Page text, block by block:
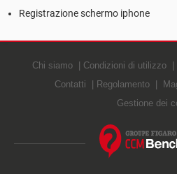
Registrazione schermo iphone
Chi siamo Condizioni di utilizzo
Contatti
Regolamento
Gestione dei